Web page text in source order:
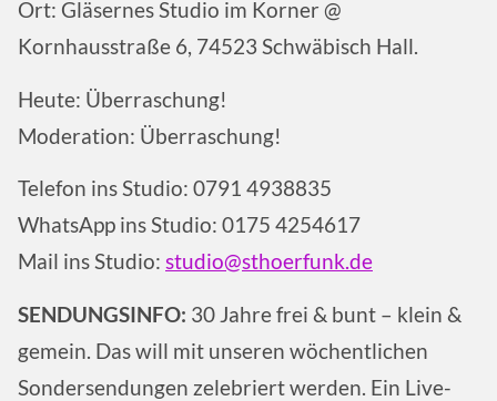
Ort: Gläsernes Studio im Korner @
Kornhausstraße 6, 74523 Schwäbisch Hall.
Heute: Überraschung!
Moderation: Überraschung!
Telefon ins Studio: 0791 4938835
WhatsApp ins Studio: 0175 4254617
Mail ins Studio: studio@sthoerfunk.de
SENDUNGSINFO: 30 Jahre frei & bunt – klein &
gemein. Das will mit unseren wöchentlichen
Sondersendungen zelebriert werden. Ein Live-